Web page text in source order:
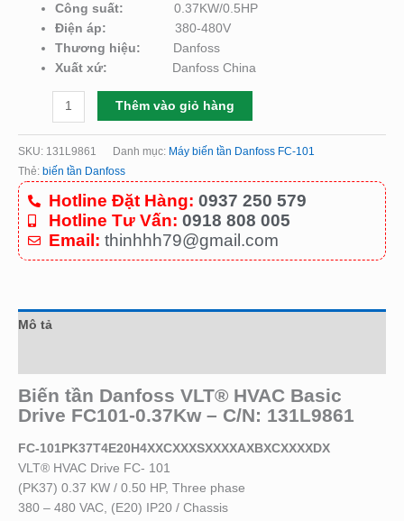
Công suất:0.37KW/0.5HP
Điện áp:380-480V
Thương hiệu:
Danfoss
Xuất xứ:
Danfoss China
Thêm vào giỏ hàng
SKU: 131L9861 Danh mục: Máy biến tần Danfoss FC-101
Thẻ: biến tần Danfoss
Hotline Đặt Hàng: 0937 250 579
Hotline Tư Vấn: 0918 808 005
Email: thinhhh79@gmail.com
Mô tả
Biến tần Danfoss VLT® HVAC Basic
Drive FC101-0.37Kw – C/N: 131L9861
FC-101PK37T4E20H4XXCXXXSXXXXAXBXCXXXXDX
VLT® HVAC Drive FC- 101
(PK37) 0.37 KW / 0.50 HP, Three phase
380 – 480 VAC, (E20) IP20 / Chassis